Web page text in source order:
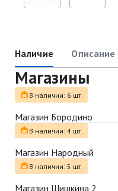
Наличие Описание
Магазины
В наличии: 6 шт.
Магазин Бородино
В наличии: 4 шт.
Магазин Народный
В наличии: 5 шт.
Магазин Шишкина 2